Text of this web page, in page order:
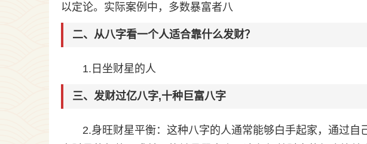
以定论。实际案例中，多数暴富者八
二、从八字看一个人适合靠什么发财？
1.日坐财星的人
三、发财过亿八字,十种巨富八字
2.身旺财星平衡：这种八字的人通常能够白手起家，通过